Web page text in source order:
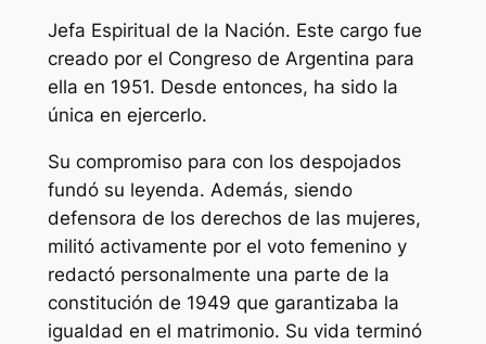
Jefa Espiritual de la Nación. Este cargo fue
creado por el Congreso de Argentina para
ella en 1951. Desde entonces, ha sido la
única en ejercerlo.
Su compromiso para con los despojados
fundó su leyenda. Además, siendo
defensora de los derechos de las mujeres,
militó activamente por el voto femenino y
redactó personalmente una parte de la
constitución de 1949 que garantizaba la
igualdad en el matrimonio. Su vida terminó